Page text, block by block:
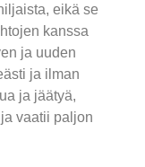
eikä se
kanssa
ja uuden
ja ilman
ja jäätyä,
vaatii paljon